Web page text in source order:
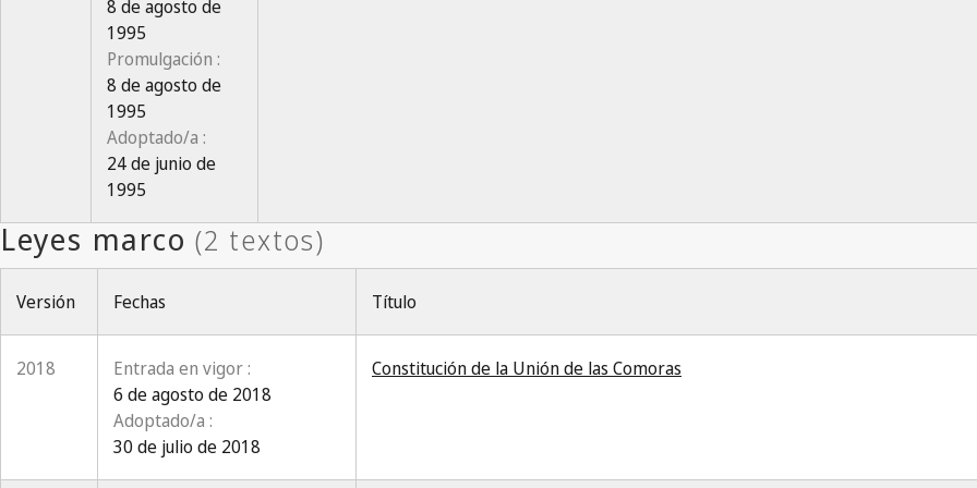
8 de agosto de
1995
Promulgación :
8 de agosto de
1995
Adoptado/a :
24 de junio de
1995
Versión Fechas Título
2018
Entrada en vigor :
6 de agosto de 2018
Adoptado/a :
30 de julio de 2018
Constitución de la Unión de las Comoras